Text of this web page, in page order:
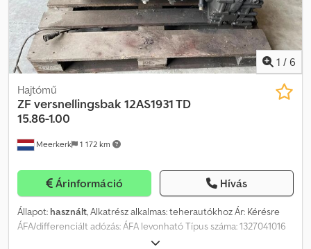
1 / 6
Meerkerk 1 172 km
Hajtómű
ZF versnellingsbak 12AS1931 TD
15.86-1.00
Árinformáció Hívás
Állapot: használt, Alkatrész alkalmas: teherautókhoz Ár: Kérésre
ÁFA/differenciált adózás: ÁFA levonható Típus száma: 1327041016